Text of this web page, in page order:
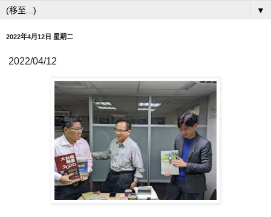
▼
2022年4月12日 星期二
2022/04/12